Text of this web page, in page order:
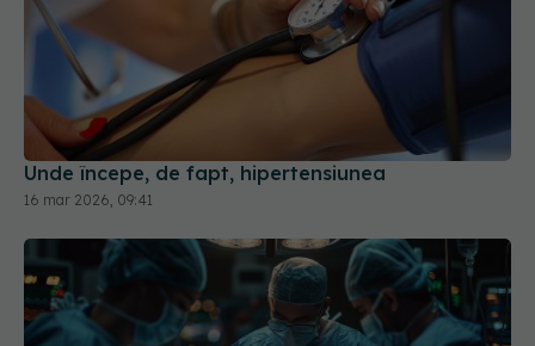
Unde începe, de fapt, hipertensiunea
16 mar 2026, 09:41